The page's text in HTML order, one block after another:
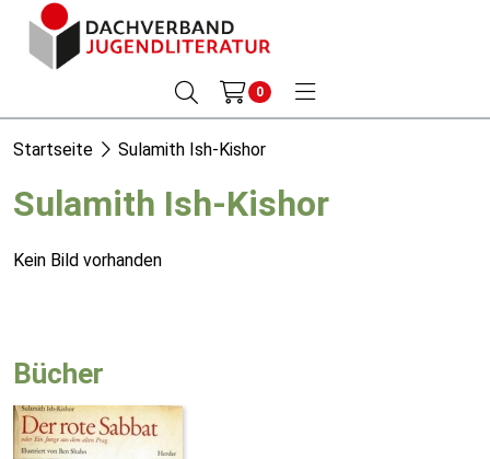
0
Startseite Sulamith Ish-Kishor
Sulamith Ish-Kishor
Kein Bild vorhanden
Bücher